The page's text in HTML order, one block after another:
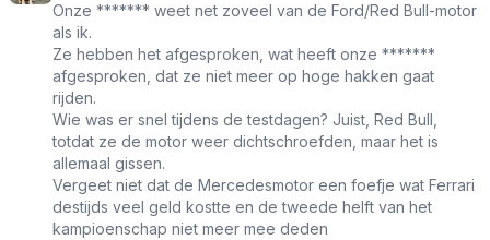
Onze ******* weet net zoveel van de Ford/Red Bull-motor
als ik.
Ze hebben het afgesproken, wat heeft onze *******
afgesproken, dat ze niet meer op hoge hakken gaat
rijden.
Wie was er snel tijdens de testdagen? Juist, Red Bull,
totdat ze de motor weer dichtschroefden, maar het is
allemaal gissen.
Vergeet niet dat de Mercedesmotor een foefje wat Ferrari
destijds veel geld kostte en de tweede helft van het
kampioenschap niet meer mee deden